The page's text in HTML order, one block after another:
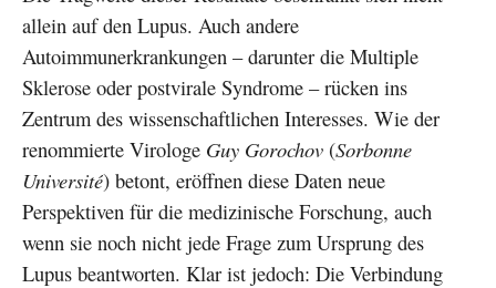
allein auf den Lupus. Auch andere
Autoimmunerkrankungen – darunter die Multiple
Sklerose oder postvirale Syndrome – rücken ins
Zentrum des wissenschaftlichen Interesses. Wie der
renommierte Virologe Guy Gorochov (Sorbonne
Université) betont, eröffnen diese Daten neue
Perspektiven für die medizinische Forschung, auch
wenn sie noch nicht jede Frage zum Ursprung des
Lupus beantworten. Klar ist jedoch: Die Verbindung